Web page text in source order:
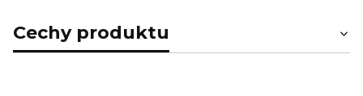
Cechy produktu